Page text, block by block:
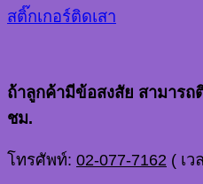
สติ๊กเกอร์ติดเสา
ถ้าลูกค้ามีข้อสงสัย สามาร
ชม.
โทรศัพท์: 02-077-7162 ( เว